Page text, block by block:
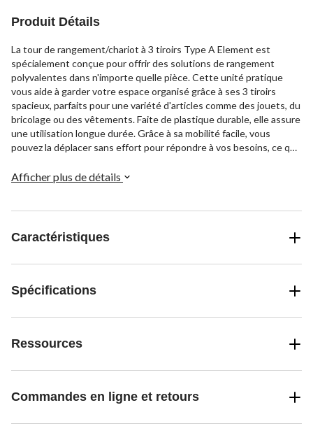
Produit Détails
La tour de rangement/chariot à 3 tiroirs Type A Element est
spécialement conçue pour offrir des solutions de rangement
polyvalentes dans n'importe quelle pièce. Cette unité pratique
vous aide à garder votre espace organisé grâce à ses 3 tiroirs
spacieux, parfaits pour une variété d'articles comme des jouets, du
bricolage ou des vêtements. Faite de plastique durable, elle assure
une utilisation longue durée. Grâce à sa mobilité facile, vous
pouvez la déplacer sans effort pour répondre à vos besoins, ce qui
Afficher plus de détails
Caractéristiques
Spécifications
Ressources
Commandes en ligne et retours